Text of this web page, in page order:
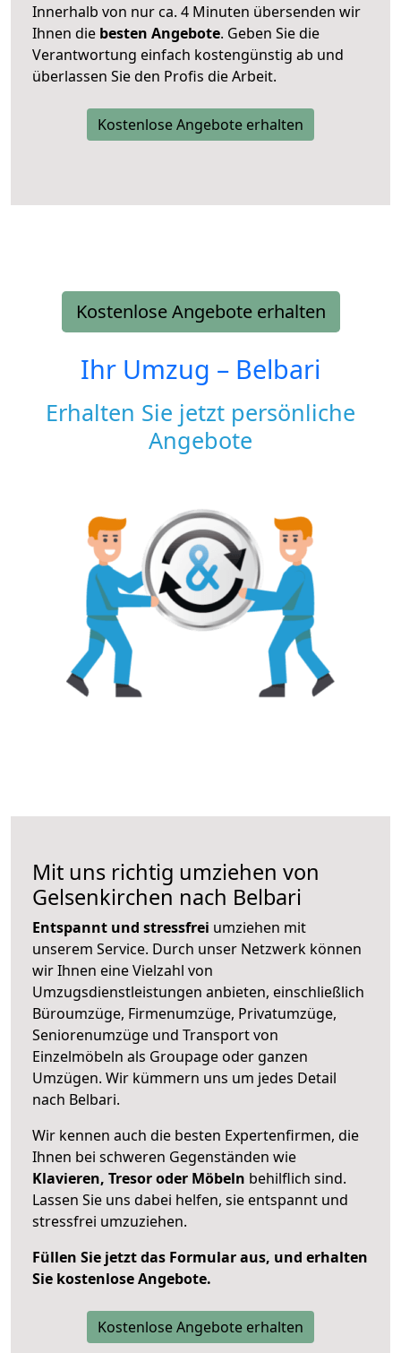
Innerhalb von nur ca. 4 Minuten übersenden wir
Ihnen die besten Angebote. Geben Sie die
Verantwortung einfach kostengünstig ab und
überlassen Sie den Profis die Arbeit.
Kostenlose Angebote erhalten
Kostenlose Angebote erhalten
Ihr Umzug – Belbari
Erhalten Sie jetzt persönliche
Angebote
Mit uns richtig umziehen von
Gelsenkirchen nach Belbari
Entspannt und stressfrei umziehen mit
unserem Service. Durch unser Netzwerk können
wir Ihnen eine Vielzahl von
Umzugsdienstleistungen anbieten, einschließlich
Büroumzüge, Firmenumzüge, Privatumzüge,
Seniorenumzüge und Transport von
Einzelmöbeln als Groupage oder ganzen
Umzügen. Wir kümmern uns um jedes Detail
nach Belbari.
Wir kennen auch die besten Expertenfirmen, die
Ihnen bei schweren Gegenständen wie
Klavieren, Tresor oder Möbeln behilflich sind.
Lassen Sie uns dabei helfen, sie entspannt und
stressfrei umzuziehen.
Füllen Sie jetzt das Formular aus, und erhalten
Sie kostenlose Angebote.
Kostenlose Angebote erhalten